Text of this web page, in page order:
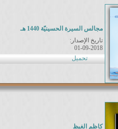
مجالس السيرة الحسينيّة 1440 هـ
تاريخ الإصدار:
01-09-2018
تحميل
كاظم الغيظ